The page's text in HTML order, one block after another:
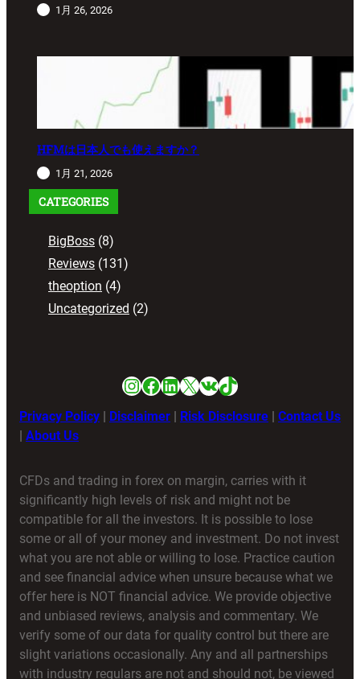
1月 26, 2026
HFMは日本人でも使えますか？
1月 21, 2026
CATEGORIES
BigBoss (8)
Reviews (131)
theoption (4)
Uncategorized (2)
Instagram
Facebook
LinkedIn
X VKTikTok
Privacy Policy | Disclaimer | Risk Disclosure | Contact Us
| About Us
CFDs and trading in forex on margin, carries with it
significantly high levels of risk and might not be
compatible for all the investors. It is possible to lose
some or all of your money and investment. Do not invest
what you are not able or willing to lose. Practice caution
and see financial advice when unsure because what we
offer here is NOT financial advice. We provide objective
and unbiased reviews, analysis and commentary. We
verify some of our data for quality control but there are
slight variations occasionally. Any and all partnerships
with industry regulars are not and should not, be viewed